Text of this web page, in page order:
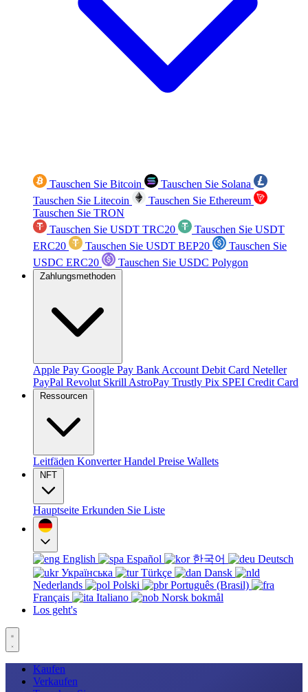
Tauschen Sie Bitcoin
Tauschen Sie Solana
Tauschen Sie Litecoin
Tauschen Sie Ethereum
Tauschen Sie TRON
Tauschen Sie USDT TRC20
Tauschen Sie USDT
ERC20
Tauschen Sie USDT BEP20
Tauschen Sie
USDC ERC20
Tauschen Sie USDC Polygon
Zahlungsmethoden
Apple Pay Google Pay Bank Account Debit Card Neteller
PayPal Revolut Skrill AstroPay Trustly Pix SPEI Credit Card
Ressourcen
Leitfäden KonverterHandel Preise Wallets
NFT
Hauptseite Erkunden Sie Liste
English Español 한국어
Deutsch
Українська
Türkçe
Dansk
Nederlands
Polski
Português (Brasil)
Français
Italiano
Norsk bokmål
Los geht's
Kaufen
Verkaufen